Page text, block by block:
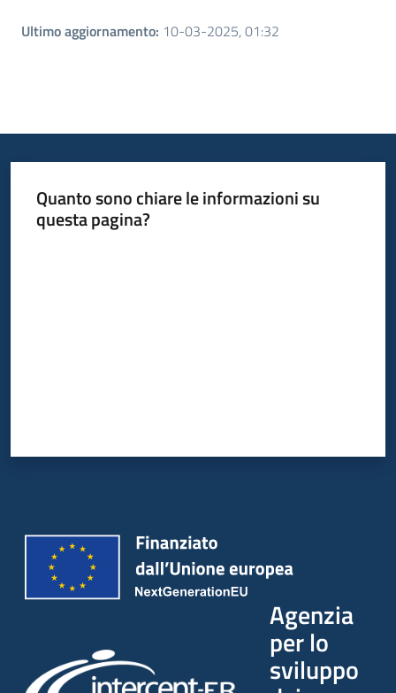
Ultimo aggiornamento: 10-03-2025, 01:32
Quanto sono chiare le informazioni su
questa pagina?
Agenzia
per lo
sviluppo